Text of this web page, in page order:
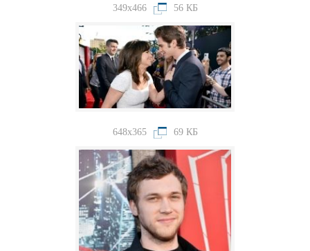
349x466 56 КБ
648x365 69 КБ